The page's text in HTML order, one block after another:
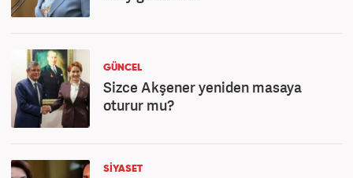
GÜNCEL
Sizce Akşener yeniden masaya
oturur mu?
SİYASET